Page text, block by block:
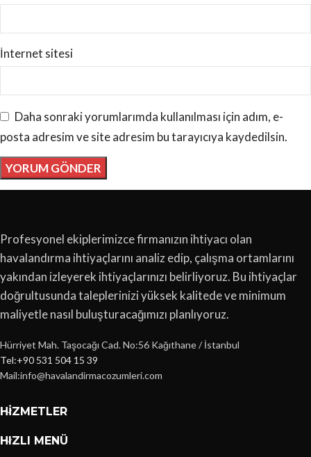
İnternet sitesi
Daha sonraki yorumlarımda kullanılması için adım, e-
posta adresim ve site adresim bu tarayıcıya kaydedilsin.
Profesyonel ekiplerimizce firmanızın ihtiyacı olan
havalandırma ihtiyaçlarını analiz edip, çalışma ortamlarını
yakından izleyerek ihtiyaçlarınızı belirliyoruz. Bu ihtiyaçlar
doğrultusunda taleplerinizi yüksek kalitede ve minimum
maliyetle nasıl buluşturacağımızı planlıyoruz.
Hürriyet Mah. Taşocağı Cad. No:56 Kağıthane / İstanbul
Tel:+90 531 504 15 39
Mail:info@havalandirmacozumleri.com
HIZMETLER
HIZLI MENÜ